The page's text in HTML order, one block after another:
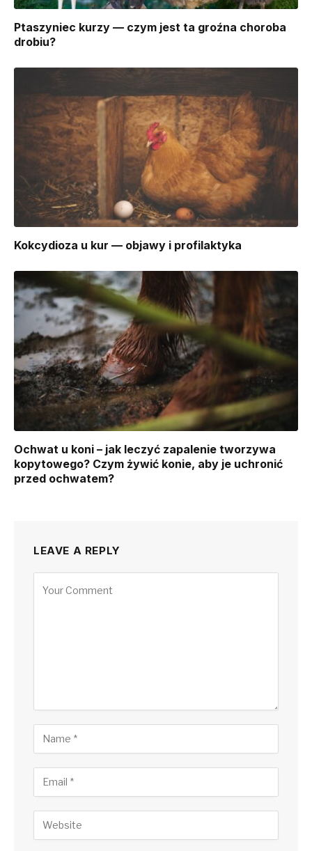
Ptaszyniec kurzy — czym jest ta groźna choroba
drobiu?
Kokcydioza u kur — objawy i profilaktyka
Ochwat u koni – jak leczyć zapalenie tworzywa
kopytowego? Czym żywić konie, aby je uchronić
przed ochwatem?
LEAVE A REPLY